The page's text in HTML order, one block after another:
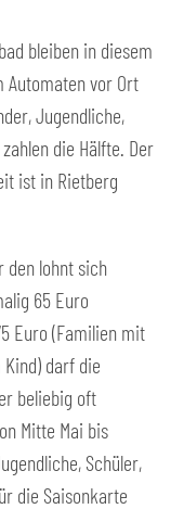
bleiben in diesem
vor Ort
Jugendliche,
die Hälfte. Der
ist in Rietberg
den lohnt sich
65 Euro
Euro (Familien mit
darf die
beliebig oft
Mitte Mai bis
Schüler,
die Saisonkarte